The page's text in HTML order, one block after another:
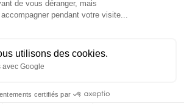
de vous déranger, mais
pendant votre visite...
utilisons des cookies.
avec Google
certifiés par
groupes et paroisses
Mentions légales